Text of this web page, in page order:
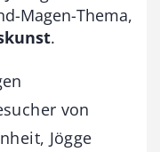
Magen-Thema,
.
von
Jögge